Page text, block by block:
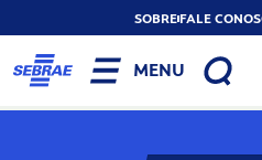
SOBREFALE
MENU